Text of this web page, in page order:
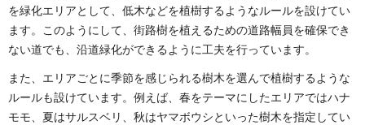
を緑化エリアとして、低木などを植樹するようなルールを設けてい
ます。このようにして、街路樹を植えるための道路幅員を確保でき
ない道でも、沿道緑化ができるように工夫を行っています。
また、エリアごとに季節を感じられる樹木を選んで植樹するような
ルールも設けています。例えば、春をテーマにしたエリアではハナ
モモ、夏はサルスベリ、秋はヤマボウシといった樹木を指定してい